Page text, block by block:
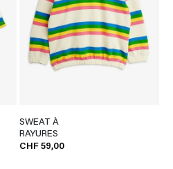
SWEAT À
RAYURES
CHF 59,00